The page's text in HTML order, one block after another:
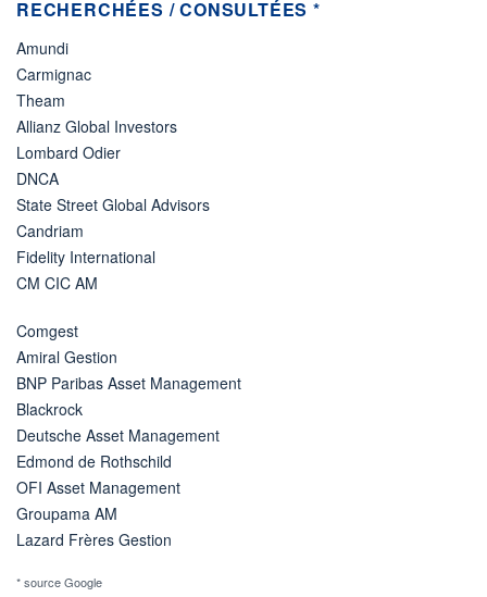
RECHERCHÉES / CONSULTÉES *
Amundi
Carmignac
Theam
Allianz Global Investors
Lombard Odier
DNCA
State Street Global Advisors
Candriam
Fidelity International
CM CIC AM
Comgest
Amiral Gestion
BNP Paribas Asset Management
Blackrock
Deutsche Asset Management
Edmond de Rothschild
OFI Asset Management
Groupama AM
Lazard Frères Gestion
* source Google